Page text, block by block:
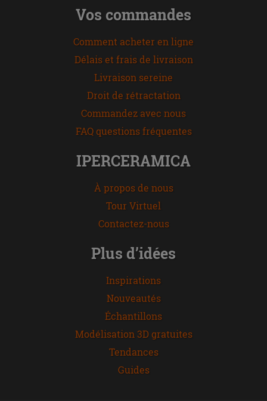
Vos commandes
Comment acheter en ligne
Délais et frais de livraison
Livraison sereine
Droit de rétractation
Commandez avec nous
FAQ questions fréquentes
IPERCERAMICA
À propos de nous
Tour Virtuel
Contactez-nous
Plus d’idées
Inspirations
Nouveautés
Échantillons
Modélisation 3D gratuites
Tendances
Guides